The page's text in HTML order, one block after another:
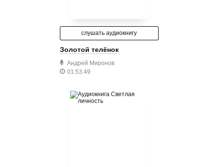
слушать аудиокнигу
Золотой телёнок
Андрей Миронов
01:53:49